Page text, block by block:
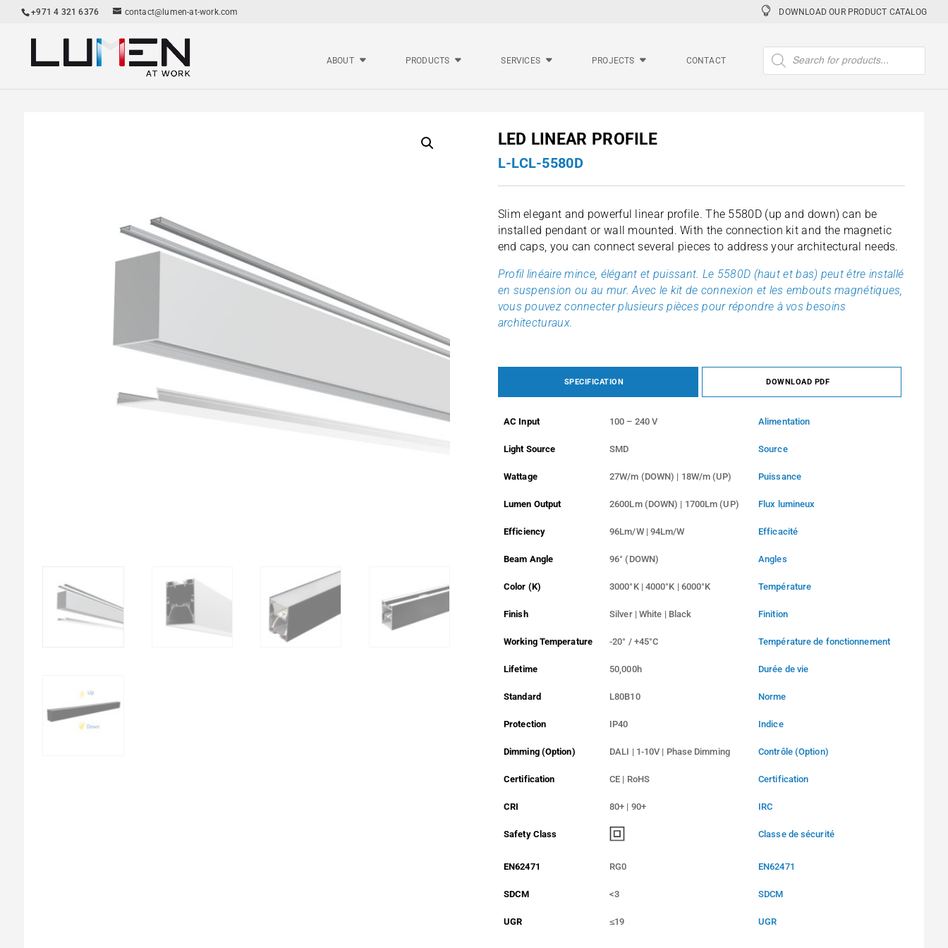
+971 4 321 6376 contact@lumen-at-work.com DOWNLOAD OUR PRODUCT CATALOG
ABOUT PRODUCTS SERVICES PROJECTS CONTACT
Products
search
LED LINEAR PROFILE
L-LCL-5580D
Slim elegant and powerful linear profile. The 5580D (up and down) can be
installed pendant or wall mounted. With the connection kit and the magnetic
end caps, you can connect several pieces to address your architectural needs.
Profil linéaire mince, élégant et puissant. Le 5580D (haut et bas) peut être installé
en suspension ou au mur. Avec le kit de connexion et les embouts magnétiques,
vous pouvez connecter plusieurs pièces pour répondre à vos besoins
architecturaux.
SPECIFICATION DOWNLOAD PDF
AC Input 100 – 240 V Alimentation
Light Source SMD Source
Wattage 27W/m (DOWN) | 18W/m (UP) Puissance
Lumen Output 2600Lm (DOWN) | 1700Lm (UP) Flux lumineux
Efficiency 96Lm/W | 94Lm/W Efficacité
Beam Angle 96° (DOWN) Angles
Color (K) 3000°K | 4000°K | 6000°K Température
Finish Silver | White | Black Finition
Working Temperature -20° / +45°C Température de fonctionnement
Lifetime 50,000h Durée de vie
Standard L80B10 Norme
Protection IP40 Indice
Dimming (Option) DALI | 1-10V | Phase Dimming Contrôle (Option)
Certification CE | RoHS Certification
CRI 80+ | 90+ IRC
Safety Class Classe de sécurité
EN62471 RG0 EN62471
SDCM <3 SDCM
UGR ≤19 UGR